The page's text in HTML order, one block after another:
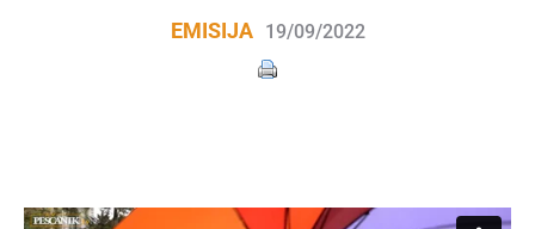
EMISIJA 19/09/2022